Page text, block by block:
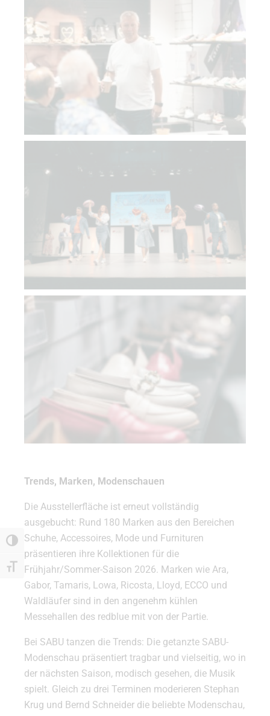
Umschalten auf hohe Kontraste
Schrift vergrößern
Trends, Marken, Modenschauen
Die Ausstellerfläche ist erneut vollständig
ausgebucht: Rund 180 Marken aus den Bereichen
Schuhe, Accessoires, Mode und Furnituren
präsentieren ihre Kollektionen für die
Frühjahr/Sommer-Saison 2026. Marken wie Ara,
Gabor, Tamaris, Lowa, Ricosta, Lloyd, ECCO und
Waldläufer sind in den angenehm kühlen
Messehallen des redblue mit von der Partie.
Bei SABU tanzen die Trends: Die getanzte SABU-
Modenschau präsentiert tragbar und vielseitig, wo in
der nächsten Saison, modisch gesehen, die Musik
spielt. Gleich zu drei Terminen moderieren Stephan
Krug und Bernd Schneider die beliebte Modenschau,